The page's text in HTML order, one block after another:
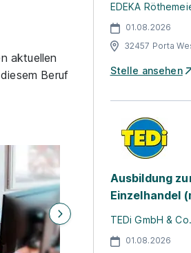
aktuellen
Beruf
EDEKA
01.08.2026
32457 Porta
Stelle ansehen
Ausbildung
Einzelhandel
TEDi GmbH &
01.08.2026